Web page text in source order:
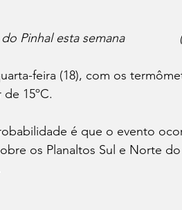
feira (18), com os
15ºC.
é que o evento
os Planaltos Sul e Norte